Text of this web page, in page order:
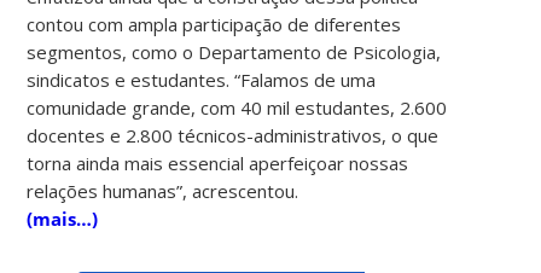
contou com ampla participação de diferentes
segmentos, como o Departamento de Psicologia,
sindicatos e estudantes. “Falamos de uma
comunidade grande, com 40 mil estudantes, 2.600
docentes e 2.800 técnicos-administrativos, o que
torna ainda mais essencial aperfeiçoar nossas
relações humanas”, acrescentou.
(mais…)